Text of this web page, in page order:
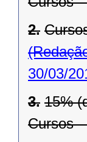
2.
30/03/
3. 15%
Cursos -